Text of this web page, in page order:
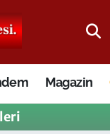
Magazin